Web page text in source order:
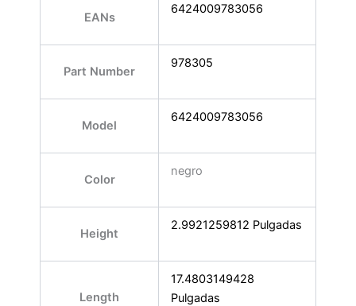
EANs
6424009783056
Part Number
978305
Model
6424009783056
Color
negro
Height
2.9921259812 Pulgadas
Length
17.4803149428
Pulgadas